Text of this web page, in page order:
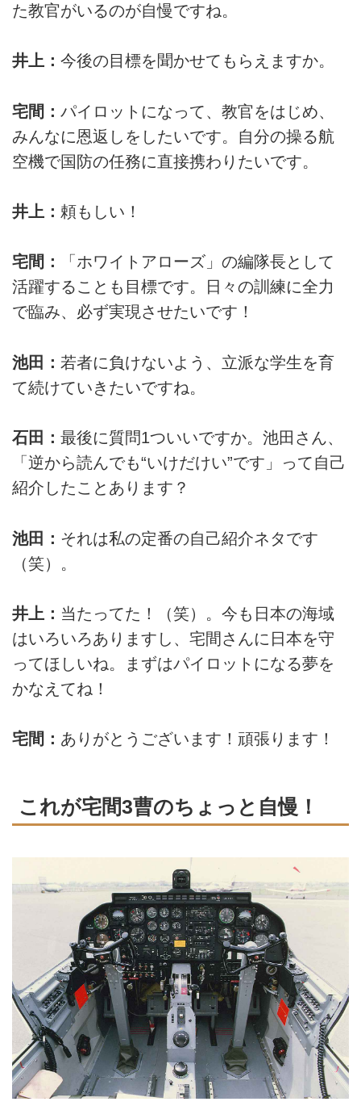
た教官がいるのが自慢ですね。
井上： 今後の目標を聞かせてもらえますか。
宅間： パイロットになって、教官をはじめ、
みんなに恩返しをしたいです。自分の操る航
空機で国防の任務に直接携わりたいです。
井上： 頼もしい！
宅間：
「ホワイトアローズ」の編隊長として
活躍することも目標です。日々の訓練に全力
で臨み、必ず実現させたいです！
池田： 若者に負けないよう、立派な学生を育
て続けていきたいですね。
石田： 最後に質問1ついいですか。池田さん、
「逆から読んでも“いけだけい”です」って自己
紹介したことあります？
池田： それは私の定番の自己紹介ネタです
（笑）。
井上： 当たってた！（笑）。今も日本の海域
はいろいろありますし、宅間さんに日本を守
ってほしいね。まずはパイロットになる夢を
かなえてね！
宅間： ありがとうございます！頑張ります！
これが宅間3曹のちょっと自慢！